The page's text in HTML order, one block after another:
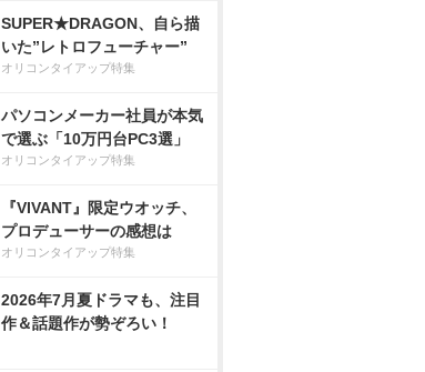
SUPER★DRAGON、自ら描
いた”レトロフューチャー”
オリコンタイアップ特集
パソコンメーカー社員が本気
で選ぶ「10万円台PC3選」
オリコンタイアップ特集
『VIVANT』限定ウオッチ、
プロデューサーの感想は
オリコンタイアップ特集
2026年7月夏ドラマも、注目
作＆話題作が勢ぞろい！